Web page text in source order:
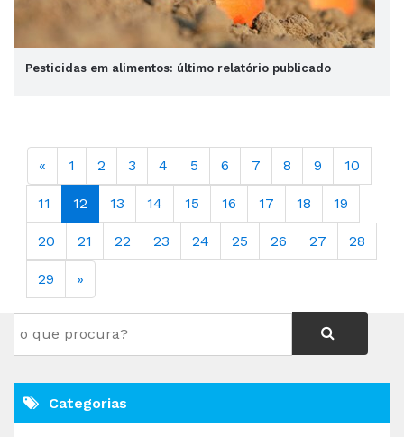
Pesticidas em alimentos: último relatório publicado
« 1 2 3 4 5 6 7 8 9 10
11 12 13 14 15 16 17 18 19
20 21 22 23 24 25 26 27 28
29 »
Categorias